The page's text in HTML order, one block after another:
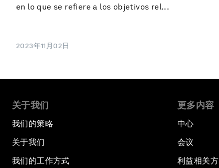
en lo que se refiere a los objetivos rel...
2023年11月02日
关于我们
我们的策略
关于我们
我们的工作方式
更多内容
中心
会议
利益相关方